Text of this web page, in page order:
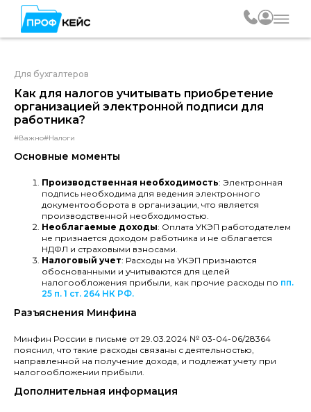
Для бухгалтеров
Как для налогов учитывать приобретение
организацией электронной подписи для
работника?
#Важно#Налоги
Основные моменты
Производственная необходимость: Электронная
подпись необходима для ведения электронного
документооборота в организации, что является
производственной необходимостью.
Необлагаемые доходы: Оплата УКЭП работодателем
не признается доходом работника и не облагается
НДФЛ и страховыми взносами.
Налоговый учет: Расходы на УКЭП признаются
обоснованными и учитываются для целей
налогообложения прибыли, как прочие расходы по пп.
25 п. 1 ст. 264 НК РФ.
Разъяснения Минфина
Минфин России в письме от 29.03.2024 № 03-04-06/28364
пояснил, что такие расходы связаны с деятельностью,
направленной на получение дохода, и подлежат учету при
налогообложении прибыли.
Дополнительная информация